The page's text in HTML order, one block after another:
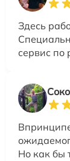
Здесь
сервис по
Но как бы